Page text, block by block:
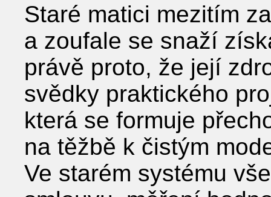
Staré matici mezitím
a zoufale se snaží
právě proto, že její
svědky praktického
která se formuje
na těžbě k čistým
Ve starém systému